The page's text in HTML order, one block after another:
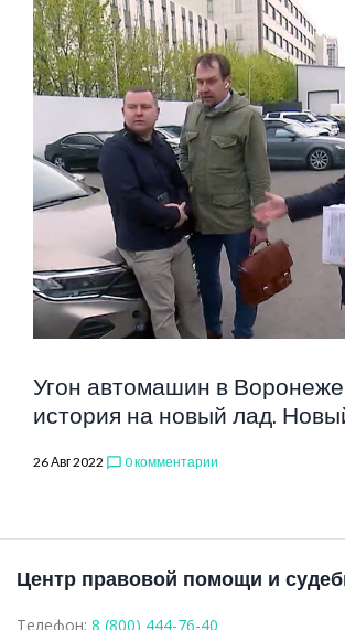
МЕТКА:
АНДРЕЙ
Угон автомашин в
история на новый лад.
26 Авг 2022 chat_bubble_outline 0 комментарии
Центр правовой помощи и
Телефон: 8 (800) 444-76-40